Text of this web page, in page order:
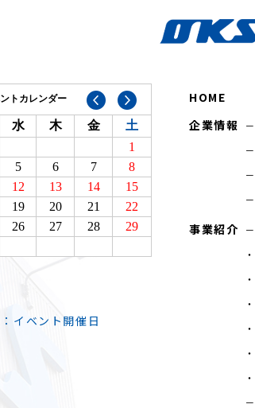
：イベント開催日
HOME
企業情報
事業紹介